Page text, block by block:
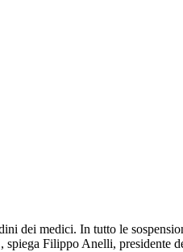
dei medici. In tutto le
Filippo Anelli, presidente